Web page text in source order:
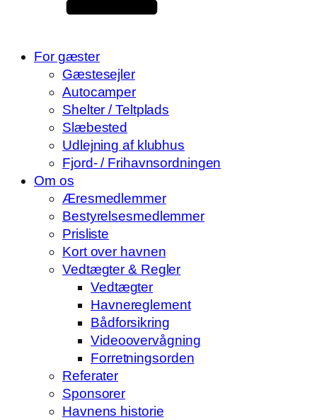
For gæster
Gæstesejler
Autocamper
Shelter / Teltplads
Slæbested
Udlejning af klubhus
Fjord- / Frihavnsordningen
Om os
Æresmedlemmer
Bestyrelsesmedlemmer
Prisliste
Kort over havnen
Vedtægter & Regler
Vedtægter
Havnereglement
Bådforsikring
Videoovervågning
Forretningsorden
Referater
Sponsorer
Havnens historie